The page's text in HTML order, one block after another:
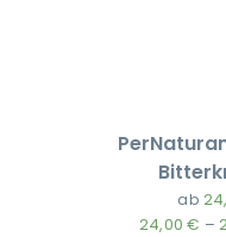
ab
24,00€ –